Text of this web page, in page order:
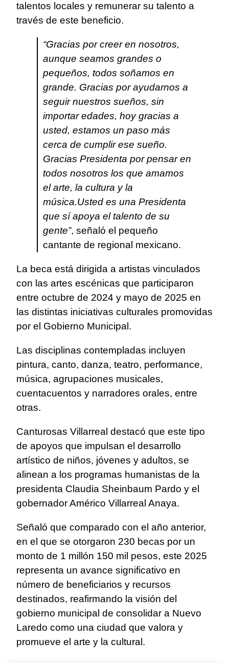
talentos locales y remunerar su talento a
través de este beneficio.
“Gracias por creer en nosotros,
aunque seamos grandes o
pequeños, todos soñamos en
grande. Gracias por ayudarnos a
seguir nuestros sueños, sin
importar edades, hoy gracias a
usted, estamos un paso más
cerca de cumplir ese sueño.
Gracias Presidenta por pensar en
todos nosotros los que amamos
el arte, la cultura y la
música.Usted es una Presidenta
que sí apoya el talento de su
gente”, señaló el pequeño
cantante de regional mexicano.
La beca está dirigida a artistas vinculados
con las artes escénicas que participaron
entre octubre de 2024 y mayo de 2025 en
las distintas iniciativas culturales promovidas
por el Gobierno Municipal.
Las disciplinas contempladas incluyen
pintura, canto, danza, teatro, performance,
música, agrupaciones musicales,
cuentacuentos y narradores orales, entre
otras.
Canturosas Villarreal destacó que este tipo
de apoyos que impulsan el desarrollo
artístico de niños, jóvenes y adultos, se
alinean a los programas humanistas de la
presidenta Claudia Sheinbaum Pardo y el
gobernador Américo Villarreal Anaya.
Señaló que comparado con el año anterior,
en el que se otorgaron 230 becas por un
monto de 1 millón 150 mil pesos, este 2025
representa un avance significativo en
número de beneficiarios y recursos
destinados, reafirmando la visión del
gobierno municipal de consolidar a Nuevo
Laredo como una ciudad que valora y
promueve el arte y la cultural.